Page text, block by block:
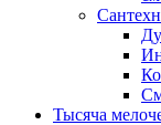
Тысяча